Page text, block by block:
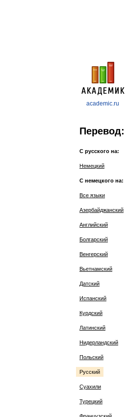
academic.ru
Перевод:
С русского на:
Немецкий
С немецкого на:
Все языки
Азербайджанский
Английский
Болгарский
Венгерский
Вьетнамский
Датский
Испанский
Курдский
Латинский
Нидерландский
Польский
Русский
Суахили
Турецкий